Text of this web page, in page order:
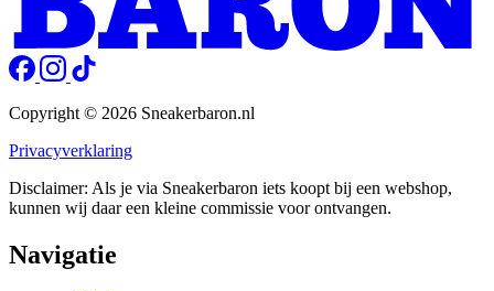
Copyright © 2026 Sneakerbaron.nl
Privacyverklaring
Disclaimer: Als je via Sneakerbaron iets koopt bij een webshop,
kunnen wij daar een kleine commissie voor ontvangen.
Navigatie